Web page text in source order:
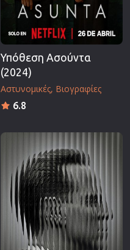
Υπόθεση Ασούντα
(2024)
Αστυνομικές Βιογραφίες
6.8